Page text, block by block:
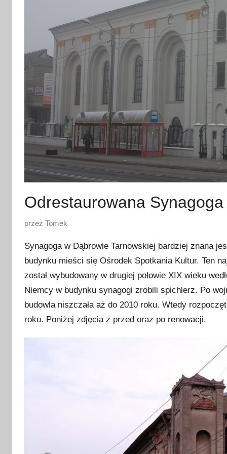
Odrestaurowana
O
u
b
l
i
k
przez Tomek
Synagoga w Dąbrowie Tarnowskiej bardziej znana
budynku mieści się Ośrodek Spotkania Kultur. Ten
został wybudowany w drugiej połowie XIX wieku
Niemcy w budynku synagogi zrobili spichlerz. Po
budowla niszczała aż do 2010 roku. Wtedy
roku. Poniżej zdjęcia z przed oraz po renowacji.